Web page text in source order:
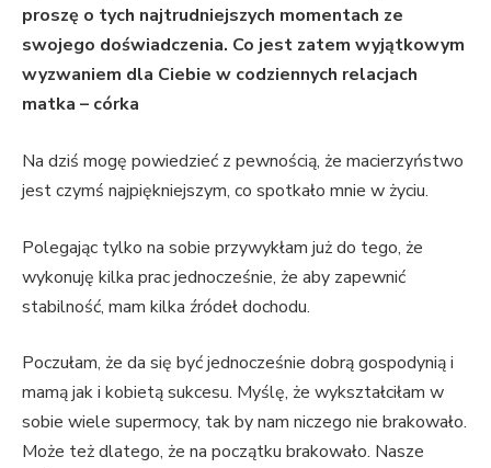
proszę o tych najtrudniejszych momentach ze
swojego doświadczenia. Co jest zatem wyjątkowym
wyzwaniem dla Ciebie w codziennych relacjach
matka – córka
Na dziś mogę powiedzieć z pewnością, że macierzyństwo
jest czymś najpiękniejszym, co spotkało mnie w życiu.
Polegając tylko na sobie przywykłam już do tego, że
wykonuję kilka prac jednocześnie, że aby zapewnić
stabilność, mam kilka źródeł dochodu.
Poczułam, że da się być jednocześnie dobrą gospodynią i
mamą jak i kobietą sukcesu. Myślę, że wykształciłam w
sobie wiele supermocy, tak by nam niczego nie brakowało.
Może też dlatego, że na początku brakowało. Nasze